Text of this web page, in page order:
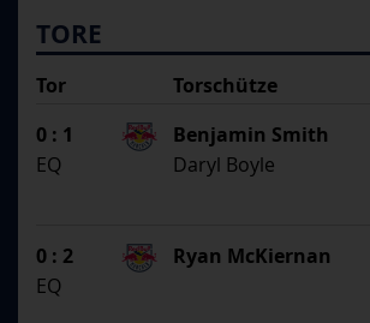
TORE
Tor
Torschütze
1. Assistent
2. Assistent
SS
0 : 1
Benjamin Smith
Daryl Boyle
EQ
0 : 2
Ryan McKiernan
EQ